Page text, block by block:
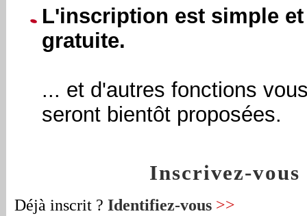
L'inscription est simple et
gratuite.
... et d'autres fonctions
seront bientôt proposées.
Inscrivez-vous
Déjà inscrit ? Identifiez-vous >>